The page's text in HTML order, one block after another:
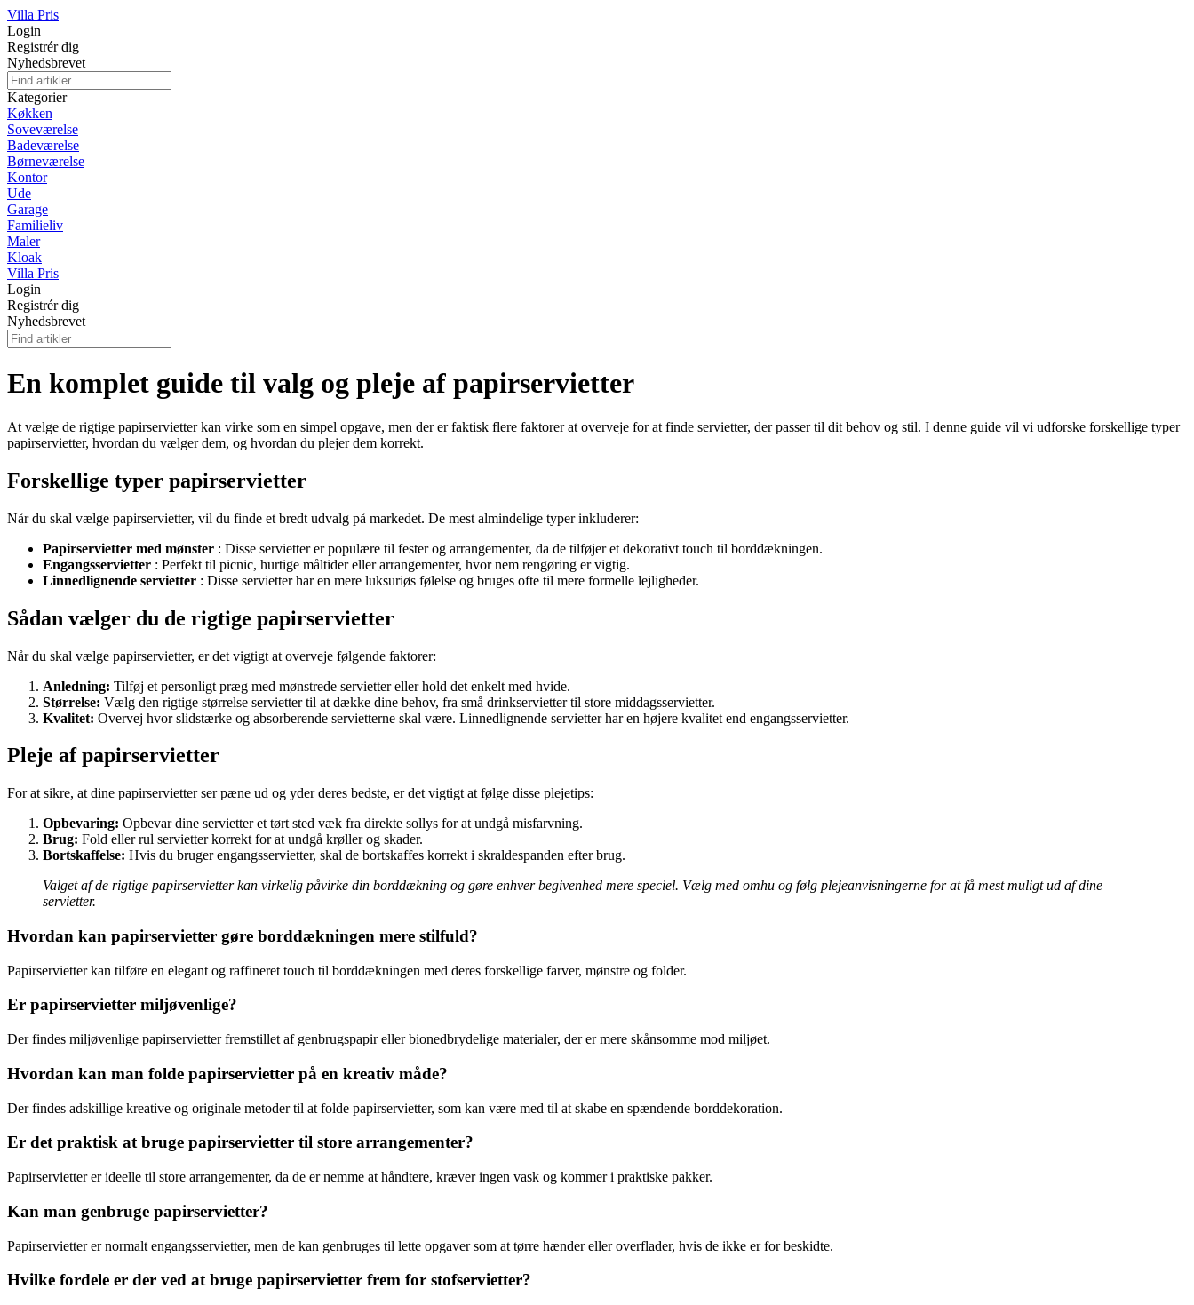
Villa Pris
Login
Registrér dig
Nyhedsbrevet
Kategorier
Køkken
Soveværelse
Badeværelse
Børneværelse
Kontor
Ude
Garage
Familieliv
Maler
Kloak
Villa Pris
Login
Registrér dig
Nyhedsbrevet
En komplet guide til valg og pleje af papirservietter
At vælge de rigtige papirservietter kan virke som en simpel opgave, men der er faktisk flere faktorer at overveje for at finde servietter, der passer til dit behov og stil. I denne guide vil vi udforske forskellige typer
papirservietter, hvordan du vælger dem, og hvordan du plejer dem korrekt.
Forskellige typer papirservietter
Når du skal vælge papirservietter, vil du finde et bredt udvalg på markedet. De mest almindelige typer inkluderer:
Papirservietter med mønster : Disse servietter er populære til fester og arrangementer, da de tilføjer et dekorativt touch til borddækningen.
Engangsservietter : Perfekt til picnic, hurtige måltider eller arrangementer, hvor nem rengøring er vigtig.
Linnedlignende servietter : Disse servietter har en mere luksuriøs følelse og bruges ofte til mere formelle lejligheder.
Sådan vælger du de rigtige papirservietter
Når du skal vælge papirservietter, er det vigtigt at overveje følgende faktorer:
Anledning: Tilføj et personligt præg med mønstrede servietter eller hold det enkelt med hvide.
Størrelse: Vælg den rigtige størrelse servietter til at dække dine behov, fra små drinkservietter til store middagsservietter.
Kvalitet: Overvej hvor slidstærke og absorberende servietterne skal være. Linnedlignende servietter har en højere kvalitet end engangsservietter.
Pleje af papirservietter
For at sikre, at dine papirservietter ser pæne ud og yder deres bedste, er det vigtigt at følge disse plejetips:
Opbevaring: Opbevar dine servietter et tørt sted væk fra direkte sollys for at undgå misfarvning.
Brug: Fold eller rul servietter korrekt for at undgå krøller og skader.
Bortskaffelse: Hvis du bruger engangsservietter, skal de bortskaffes korrekt i skraldespanden efter brug.
Valget af de rigtige papirservietter kan virkelig påvirke din borddækning og gøre enhver begivenhed mere speciel. Vælg med omhu og følg plejeanvisningerne for at få mest muligt ud af dine
servietter.
Hvordan kan papirservietter gøre borddækningen mere stilfuld?
Papirservietter kan tilføre en elegant og raffineret touch til borddækningen med deres forskellige farver, mønstre og folder.
Er papirservietter miljøvenlige?
Der findes miljøvenlige papirservietter fremstillet af genbrugspapir eller bionedbrydelige materialer, der er mere skånsomme mod miljøet.
Hvordan kan man folde papirservietter på en kreativ måde?
Der findes adskillige kreative og originale metoder til at folde papirservietter, som kan være med til at skabe en spændende borddekoration.
Er det praktisk at bruge papirservietter til store arrangementer?
Papirservietter er ideelle til store arrangementer, da de er nemme at håndtere, kræver ingen vask og kommer i praktiske pakker.
Kan man genbruge papirservietter?
Papirservietter er normalt engangsservietter, men de kan genbruges til lette opgaver som at tørre hænder eller overflader, hvis de ikke er for beskidte.
Hvilke fordele er der ved at bruge papirservietter frem for stofservietter?